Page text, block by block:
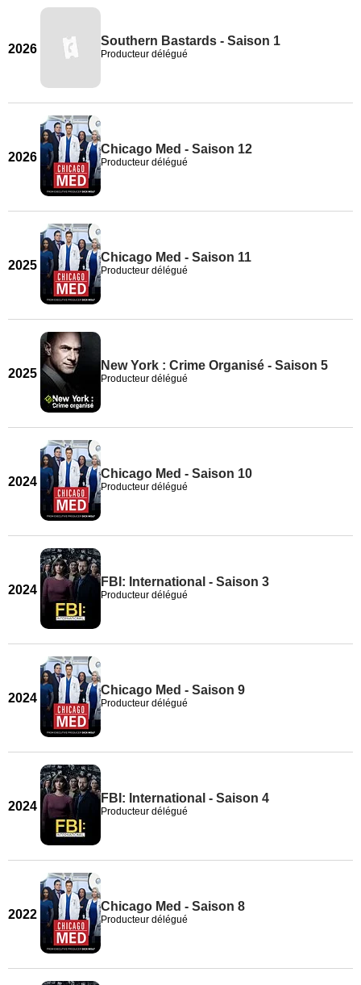
2026
Southern Bastards - Saison 1
Producteur délégué
2026
Chicago Med - Saison 12
Producteur délégué
2025
Chicago Med - Saison 11
Producteur délégué
2025
New York : Crime Organisé - Saison 5
Producteur délégué
2024
Chicago Med - Saison 10
Producteur délégué
2024
FBI: International - Saison 3
Producteur délégué
2024
Chicago Med - Saison 9
Producteur délégué
2024
FBI: International - Saison 4
Producteur délégué
2022
Chicago Med - Saison 8
Producteur délégué